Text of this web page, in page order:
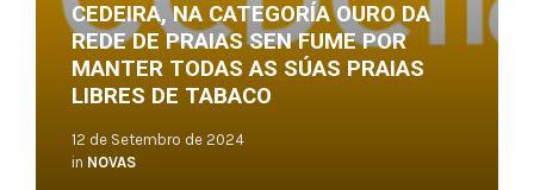
CEDEIRA, NA CATEGORÍA OURO DA
REDE DE PRAIAS SEN FUME POR
MANTER TODAS AS SÚAS PRAIAS
LIBRES DE TABACO
12 de Setembro de 2024
in NOVAS